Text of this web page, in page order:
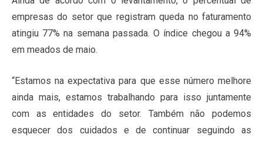
empresas do setor que registram queda no faturamento
atingiu 77% na semana passada. O índice chegou a 94%
em meados de maio.
“Estamos na expectativa para que esse número melhore
ainda mais, estamos trabalhando para isso juntamente
com as entidades do setor. Também não podemos
esquecer dos cuidados e de continuar seguindo as